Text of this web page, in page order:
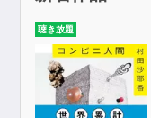
聴き放題